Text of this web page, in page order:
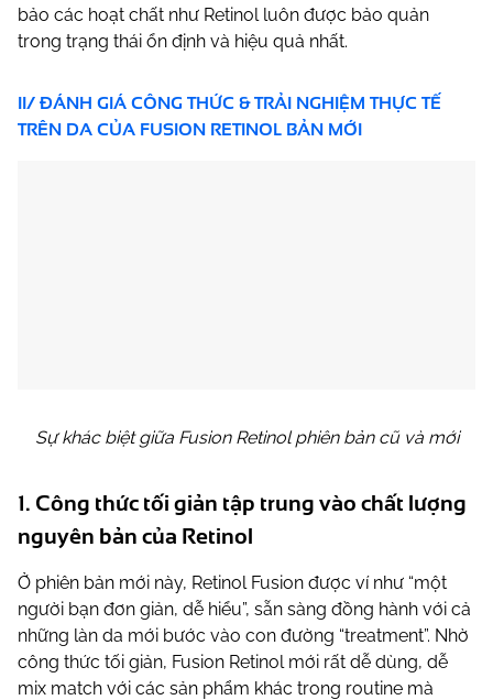
bảo các hoạt chất như Retinol luôn được bảo quản
trong trạng thái ổn định và hiệu quả nhất.
II/ ĐÁNH GIÁ CÔNG THỨC & TRẢI NGHIỆM THỰC TẾ
TRÊN DA CỦA FUSION RETINOL BẢN MỚI
Sự khác biệt giữa Fusion Retinol phiên bản cũ và mới
1. Công thức tối giản tập trung vào chất lượng
nguyên bản của Retinol
Ở phiên bản mới này, Retinol Fusion được ví như “một
người bạn đơn giản, dễ hiểu”, sẵn sàng đồng hành với cả
những làn da mới bước vào con đường “treatment”. Nhờ
công thức tối giản, Fusion Retinol mới rất dễ dùng, dễ
mix match với các sản phẩm khác trong routine mà